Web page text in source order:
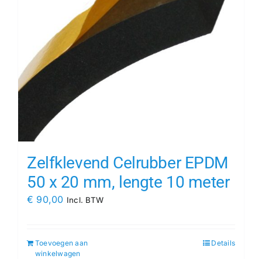
Zelfklevend Celrubber EPDM
50 x 20 mm, lengte 10 meter
€ 90,00 Incl. BTW
Toevoegen aan
winkelwagen
Details